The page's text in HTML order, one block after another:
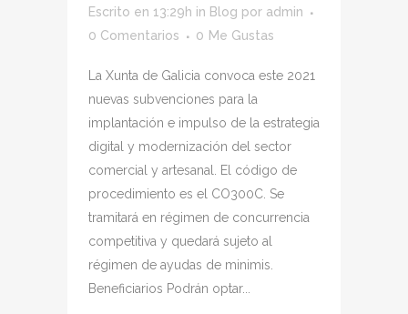
Escrito en 13:29h in Blog por admin
0 Comentarios
0 Me Gustas
La Xunta de Galicia convoca este 2021
nuevas subvenciones para la
implantación e impulso de la estrategia
digital y modernización del sector
comercial y artesanal. El código de
procedimiento es el CO300C. Se
tramitará en régimen de concurrencia
competitiva y quedará sujeto al
régimen de ayudas de minimis.
Beneficiarios Podrán optar...